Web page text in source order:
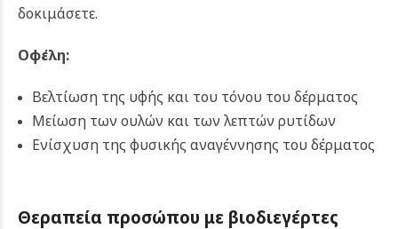
δοκιμάσετε.
Οφέλη:
Βελτίωση της υφής και του τόνου του δέρματος
Μείωση των ουλών και των λεπτών ρυτίδων
Ενίσχυση της φυσικής αναγέννησης του δέρματος
Θεραπεία προσώπου με βιοδιεγέρτες